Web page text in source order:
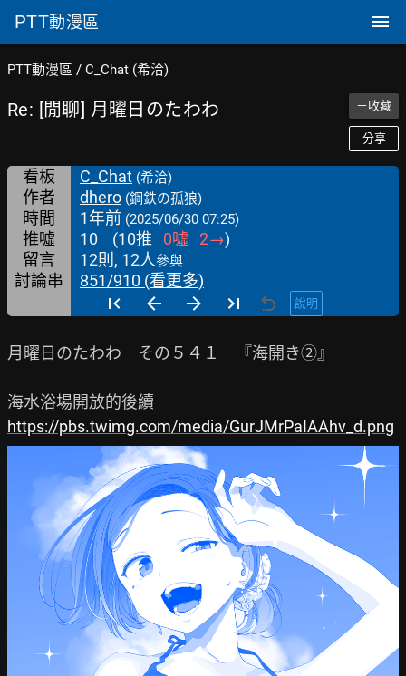
PTT動漫區
PTT動漫區 / C_Chat (希洽)
Re: [閒聊] 月曜日のたわわ ＋收藏
分享
看板 C_Chat (希洽)
作者 dhero (鋼鉄の孤狼)
時間 1年前 (2025/06/30 07:25)
推噓 10 (10推 0噓 2→)
留言
12則, 12人參與
討論串 851/910 (看更多)
說明
月曜日のたわわ　その５４１　『海開き②』
https://pbs.twimg.com/media/GurJMrPaIAAhv_d.png